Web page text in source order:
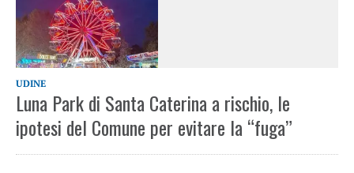
UDINE
Luna Park di Santa Caterina a rischio, le
ipotesi del Comune per evitare la “fuga”